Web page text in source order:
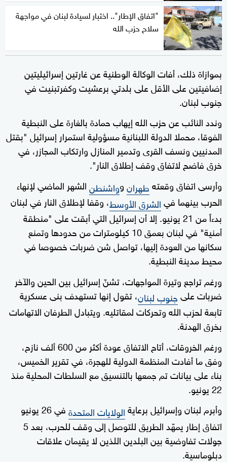
"اتفاق الإطار".. اختبار لسيادة لبنان في مواجهة
سلاح حزب الله
بموازاة ذلك، أفات الوكالة الوطنية عن غارتين إسرائيليتين
إضافيتين على الأقل على بلدتي برعشيت وكفرتبنيت في
جنوب لبنان.
وندد النائب عن حزب الله إيهاب حمادة بالغارة على النبطية
الفوقا، محملا الدولة اللبنانية مسؤولية استمرار إسرائيل "بقتل
المدنيين ونسف القرى وتدمير المنازل وارتكاب المجازر، في
خرق فاضح لاتفاق وقف إطلاق النار".
وأرسى اتفاق وقعتهطهرانوواشنطنالشهر الماضي لإنهاء
الحرب بينهما فيالشرق الأوسط، وقفا لإطلاق النار في لبنان
بدءاً من 21 يونيو. إلا أن إسرائيل التي أبقت على "منطقة
أمنية" في لبنان بعمق 10 كيلومترات من حدودها وتمنع
سكانها من العودة إليها، تواصل شن ضربات خصوصا في
محيط مدينة النبطية.
ورغم تراجع وتيرة المواجهات، تشنّ إسرائيل بين الحين والآخر
ضربات علىجنوب لبنان، تقول إنها تستهدف بنى عسكرية
تابعة لحزب الله وتحركات لمقاتليه. ويتبادل الطرفان الاتهامات
بخرق الهدنة.
ورغم الخروقات، أتاح الاتفاق عودة أكثر من 600 ألف نازح،
وفق ما أفادت المنظمة الدولية للهجرة، في تقرير الخميس،
بناء على بيانات تم جمعها بالتنسيق مع السلطات المحلية منذ
22 يونيو.
وأبرم لبنان وإسرائيل برعايةالولايات المتحدة
في 26 يونيو
اتفاق إطار يمهّد الطريق للتوصل إلى وقف للحرب، بعد 5
جولات تفاوضية بين البلدين اللذين لا يقيمان علاقات
دبلوماسية.